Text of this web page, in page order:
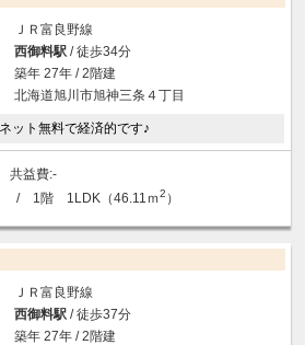
ＪＲ富良野線
西御料駅/ 徒歩34分
築年 27年 / 2階建
北海道旭川市旭神三条４丁目
ット無料で経済的です♪
-
/ 1階 1LDK（46.11ｍ2 ）
ＪＲ富良野線
西御料駅/ 徒歩37分
築年 27年 / 2階建